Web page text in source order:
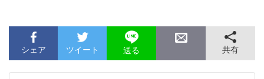
シェア ツイート 送る 共有